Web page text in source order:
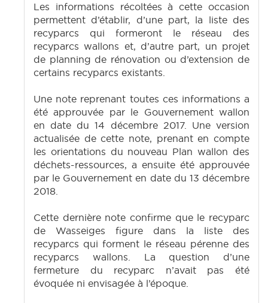
Les informations récoltées à cette occasion
permettent d’établir, d’une part, la liste des
recyparcs qui formeront le réseau des
recyparcs wallons et, d’autre part, un projet
de planning de rénovation ou d’extension de
certains recyparcs existants.
Une note reprenant toutes ces informations a
été approuvée par le Gouvernement wallon
en date du 14 décembre 2017. Une version
actualisée de cette note, prenant en compte
les orientations du nouveau Plan wallon des
déchets-ressources, a ensuite été approuvée
par le Gouvernement en date du 13 décembre
2018.
Cette dernière note confirme que le recyparc
de Wasseiges figure dans la liste des
recyparcs qui forment le réseau pérenne des
recyparcs wallons. La question d’une
fermeture du recyparc n’avait pas été
évoquée ni envisagée à l’époque.